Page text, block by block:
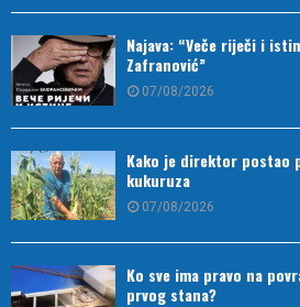
Najava: “Veče riječi i
Zafranović”
07/08/2026
Kako je direktor postao
kukuruza
07/08/2026
Ko sve ima pravo na
prvog stana?